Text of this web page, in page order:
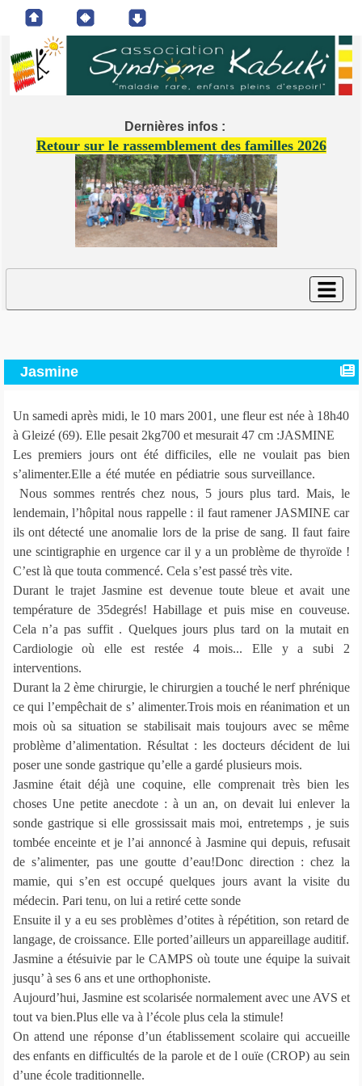
Dernières infos :
Retour sur le rassemblement des familles 2026
Jasmine
Un samedi après midi, le 10 mars 2001, une fleur est née à 18h40
à Gleizé (69). Elle pesait 2kg700 et mesurait 47 cm :JASMINE
Les premiers jours ont été difficiles, elle ne voulait pas bien
s’alimenter.Elle a été mutée en pédiatrie sous surveillance.
Nous sommes rentrés chez nous, 5 jours plus tard. Mais, le
lendemain, l’hôpital nous rappelle : il faut ramener JASMINE car
ils ont détecté une anomalie lors de la prise de sang. Il faut faire
une scintigraphie en urgence car il y a un problème de thyroïde !
C’est là que touta commencé. Cela s’est passé très vite.
Durant le trajet Jasmine est devenue toute bleue et avait une
température de 35degrés! Habillage et puis mise en couveuse.
Cela n’a pas suffit . Quelques jours plus tard on la mutait en
Cardiologie où elle est restée 4 mois... Elle y a subi 2
interventions.
Durant la 2 ème chirurgie, le chirurgien a touché le nerf phrénique
ce qui l’empêchait de s’ alimenter.Trois mois en réanimation et un
mois où sa situation se stabilisait mais toujours avec se même
problème d’alimentation. Résultat : les docteurs décident de lui
poser une sonde gastrique qu’elle a gardé plusieurs mois.
Jasmine était déjà une coquine, elle comprenait très bien les
choses Une petite anecdote : à un an, on devait lui enlever la
sonde gastrique si elle grossissait mais moi, entretemps , je suis
tombée enceinte et je l’ai annoncé à Jasmine qui depuis, refusait
de s’alimenter, pas une goutte d’eau!Donc direction : chez la
mamie, qui s’en est occupé quelques jours avant la visite du
médecin. Pari tenu, on lui a retiré cette sonde
Ensuite il y a eu ses problèmes d’otites à répétition, son retard de
langage, de croissance. Elle ported’ailleurs un appareillage auditif.
Jasmine a étésuivie par le CAMPS où toute une équipe la suivait
jusqu’ à ses 6 ans et une orthophoniste.
Aujourd’hui, Jasmine est scolarisée normalement avec une AVS et
tout va bien.Plus elle va à l’école plus cela la stimule!
On attend une réponse d’un établissement scolaire qui accueille
des enfants en difficultés de la parole et de l ouïe (CROP) au sein
d’une école traditionnelle.